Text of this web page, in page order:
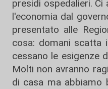
presidi ospedalieri.
l'economia dal
presentato alle
cosa: domani scatta
cessano le esigenze
Molti non avranno
di casa ma abbiamo